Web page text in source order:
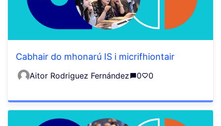
Cabhair do mhonarú IS i micrifhiontair
Aitor Rodriguez Fernández 0 0